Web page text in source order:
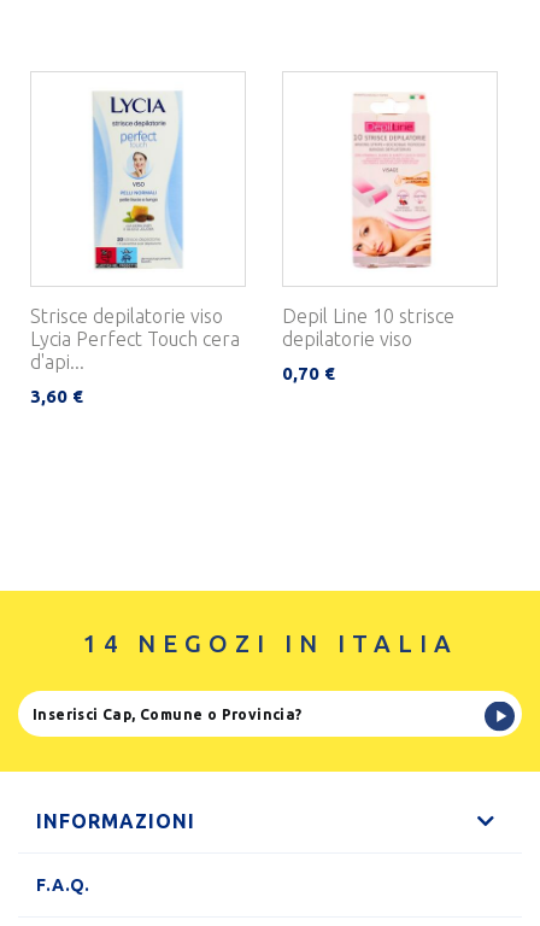
Strisce depilatorie viso
Lycia Perfect Touch cera
d'api...
3,60 €
Depil Line 10 strisce
depilatorie viso
0,70 €
14 NEGOZI IN ITALIA
INFORMAZIONI
F.A.Q.